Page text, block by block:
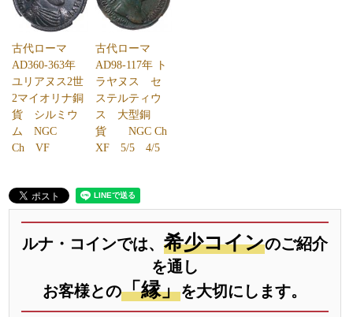
古代ローマ
AD360-363年
ユリアヌス2世
2マイオリナ銅
貨 シルミウ
ム NGC
Ch VF
古代ローマ
AD98-117年 ト
ラヤヌス セ
ステルティウ
ス 大型銅
貨 NGC Ch
XF 5/5 4/5
ルナ・コインでは、 希少コインのご紹介
を通し
お客様との「縁」を大切にします。